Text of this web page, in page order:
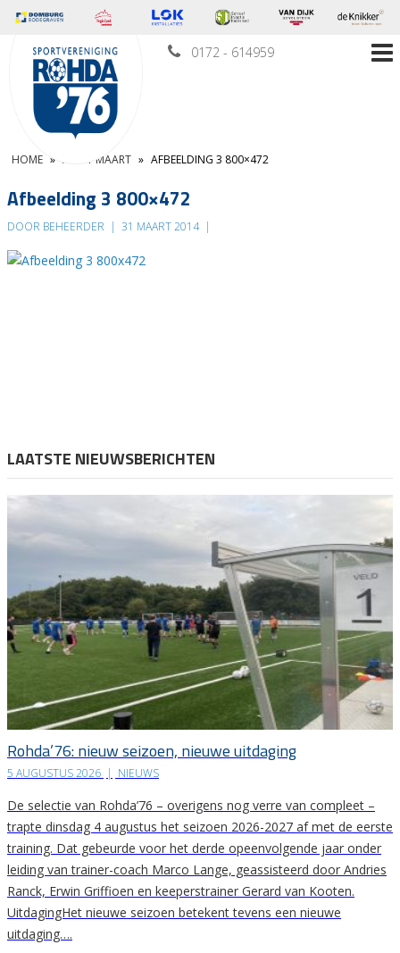
0172 - 614959
HOME » AD 31 MAART » AFBEELDING 3 800×472
Afbeelding 3 800×472
DOOR BEHEERDER | 31 MAART 2014 |
LAATSTE NIEUWSBERICHTEN
Rohda’76: nieuw seizoen, nieuwe uitdaging
5 AUGUSTUS 2026 | NIEUWS
De selectie van Rohda’76 – overigens nog verre van compleet –
trapte dinsdag 4 augustus het seizoen 2026-2027 af met de eerste
training. Dat gebeurde voor het derde opeenvolgende jaar onder
leiding van trainer-coach Marco Lange, geassisteerd door Andries
Ranck, Erwin Griffioen en keeperstrainer Gerard van Kooten.
UitdagingHet nieuwe seizoen betekent tevens een nieuwe
uitdaging….